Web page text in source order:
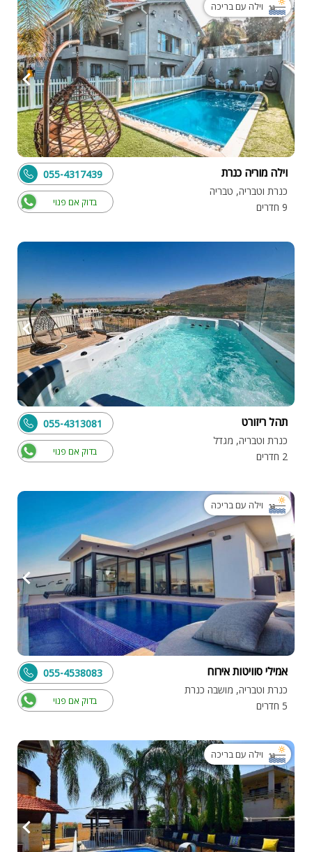
וילה עם בריכה
וילה מוריה כנרת
כנרת וטבריה, טבריה
9 חדרים
בדוק אם פנוי
055-4317439
תהל ריזורט
כנרת וטבריה, מגדל
2 חדרים
בדוק אם פנוי
055-4313081
וילה עם בריכה
אמילי סוויטות אירוח
כנרת וטבריה, מושבה כנרת
5 חדרים
בדוק אם פנוי
055-4538083
וילה עם בריכה